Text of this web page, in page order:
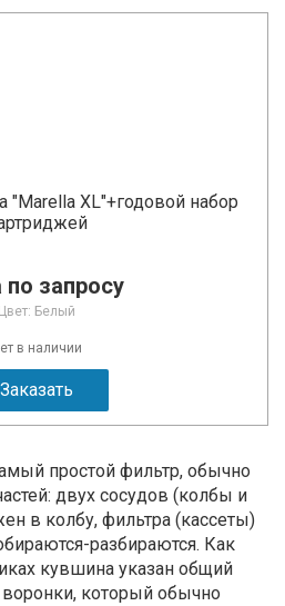
XL"+годовой набор
по запросу
Цвет: Белый
в наличии
Заказать
простой фильтр, обычно
двух сосудов (колбы и
в колбу, фильтра (кассеты)
разбираются. Как
кувшина указан общий
который обычно